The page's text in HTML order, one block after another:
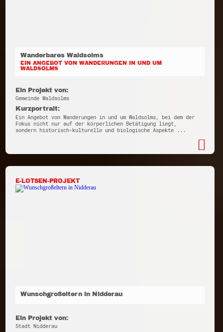
Wanderbares Waldsolms
EIN ANGEBOT VON WANDERUNGEN IN UND UM
WALDSOLMS
Ein Projekt von:
Gemeinde Waldsolms
Kurzportrait:
Ein Angebot von Wanderungen in und um Waldsolms, bei dem der
Fokus nicht nur auf der körperlichen Betätigung liegt,
sondern historisch-kulturelle und biologische Aspekte ...
E-LOTSEN-PROJEKT
Wunschgroßeltern in Nidderau
Ein Projekt von:
Stadt Nidderau